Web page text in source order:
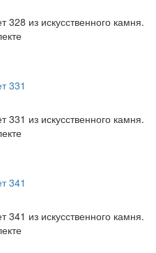
328 из искусственного камня.
331
331 из искусственного камня.
341
341 из искусственного камня.